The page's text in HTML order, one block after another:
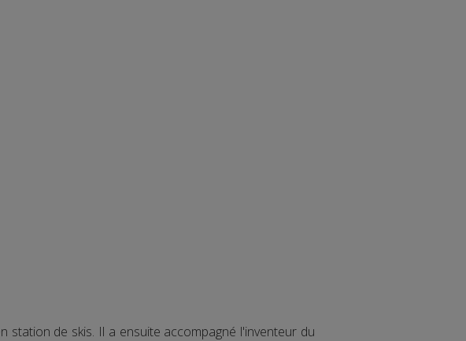
station de skis. Il a ensuite accompagné l'inventeur du